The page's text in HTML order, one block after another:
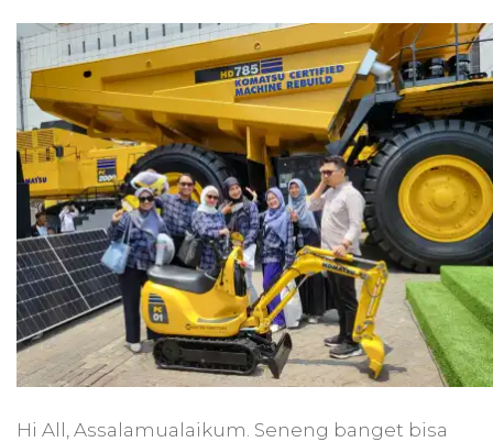
Day
in
My
Life
Main
ke
Mining
Expo
2023
Hi All, Assalamualaikum. Seneng banget bisa